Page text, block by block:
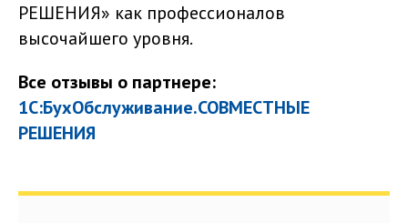
РЕШЕНИЯ» как профессионалов
высочайшего уровня.
Все отзывы о партнере:
1С:БухОбслуживание.СОВМЕСТНЫЕ
РЕШЕНИЯ